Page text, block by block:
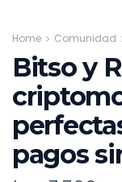
Home Comunidad
Bitso y
pagos